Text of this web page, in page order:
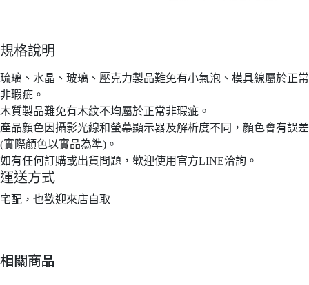
規格說明
琉璃、水晶、玻璃、壓克力製品難免有小氣泡、模具線屬於正常
非瑕疵。
木質製品難免有木紋不均屬於正常非瑕疵。
產品顏色因攝影光線和螢幕顯示器及解析度不同，顏色會有誤差
(實際顏色以實品為準)。
如有任何訂購或出貨問題，歡迎使用官方LINE洽詢。
運送方式
宅配，也歡迎來店自取
相關商品